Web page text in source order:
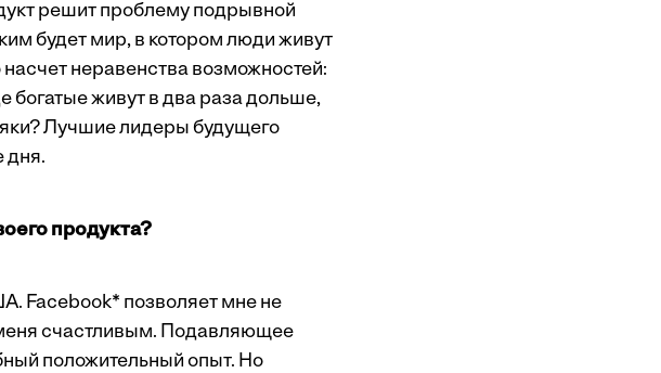
решит проблему подрывной
будет мир, в котором люди живут
неравенства возможностей:
богатые живут в два раза дольше,
Лучшие лидеры будущего
дня.
продукта?
Facebook* позволяет мне не
счастливым. Подавляющее
положительный опыт. Но